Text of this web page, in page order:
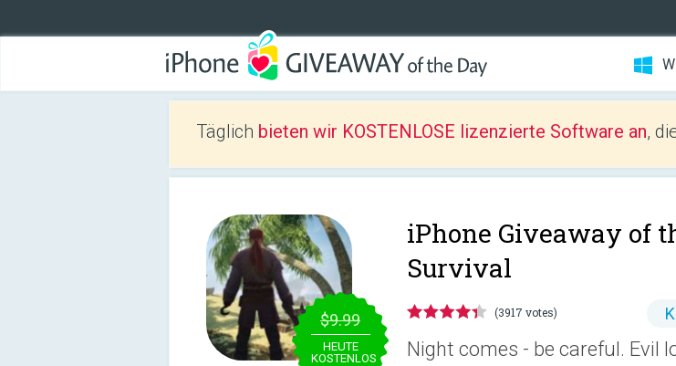
Täglich bieten wir KOSTENLOSE lizenzierte Software an,
$9.99
HEUTE
KOSTENLOS
iPhone Giveaway of
Survival
(3917 votes)
Night comes - be careful. Evil